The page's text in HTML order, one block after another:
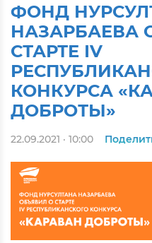
ФОНД
НАЗАРБАЕВА
СТАРТЕ ІV
КОНКУРСА
ДОБРОТЫ»
22.09.2021 · 10:00